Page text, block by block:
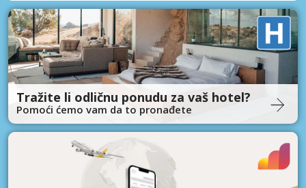
Tražite li odličnu ponudu za vaš hotel?
Pomoći ćemo vam da to pronađete